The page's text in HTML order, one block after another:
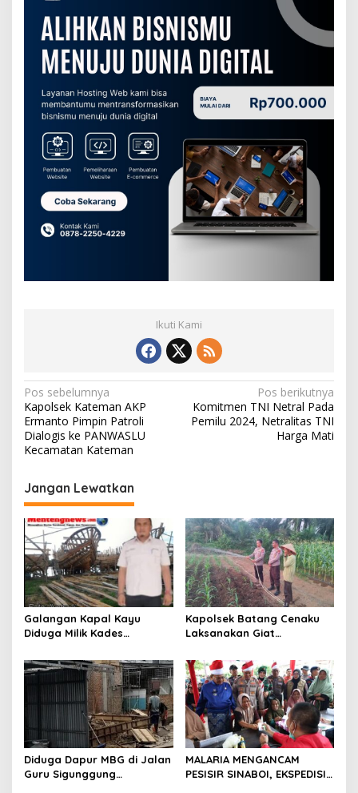
Ikuti Kami
N
a
v
i
g
a
s
i
p
o
s
Pos sebelumnya
Kapolsek Kateman AKP
Ermanto Pimpin Patroli
Dialogis ke PANWASLU
Kecamatan Kateman
Pos berikutnya
Komitmen TNI Netral Pada
Pemilu 2024, Netralitas TNI
Harga Mati
Jangan Lewatkan
Galangan Kapal Kayu
Diduga Milik Kades
Menuai Sorotan,
Masyarakat Menilai Bahan
Material Kapal Kayu
Diduga dari Hasil Ilegal
Logging
Kapolsek Batang Cenaku
Laksanakan Giat
dan Pengecekan Jagung
Pipil di Desa Aur Cina.
Diduga Dapur MBG di Jalan
Guru Sigunggung
MALARIA MENGANCAM
PESISIR SINABOI, EKSPEDISI